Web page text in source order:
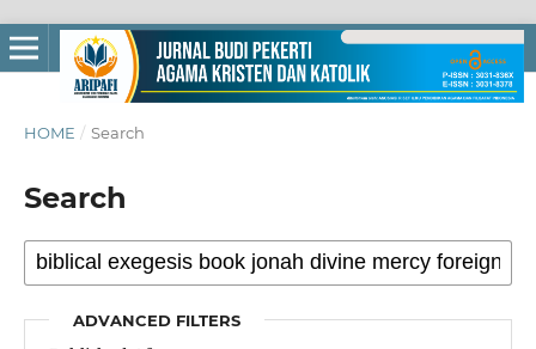
HOME / Search
Search
ADVANCED FILTERS